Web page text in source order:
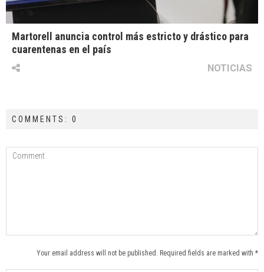
Martorell anuncia control más estricto y drástico para
cuarentenas en el país
NOTICIAS
COMMENTS: 0
Your email address will not be published. Required fields are marked with *